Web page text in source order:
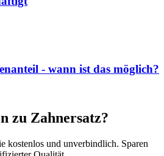
- wann ist das möglich?
zu Zahnersatz?
kostenlos und unverbindlich. Sparen